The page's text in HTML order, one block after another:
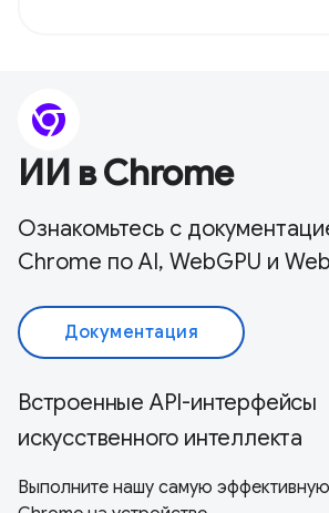
ИИ в Chrome
Ознакомьтесь с
Chrome по AI, WebGPU и
Документация
Встроенные API-интерфейсы
искусственного интеллекта
Выполните нашу самую